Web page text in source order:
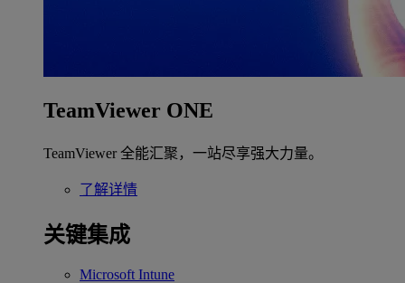
TeamViewer ONE
TeamViewer 全能汇聚，一站尽享强大力量。
了解详情
关键集成
Microsoft Intune